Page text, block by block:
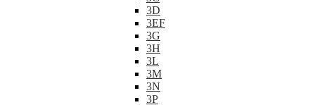
3D
3EF
3G
3H
3L
3M
3N
3P